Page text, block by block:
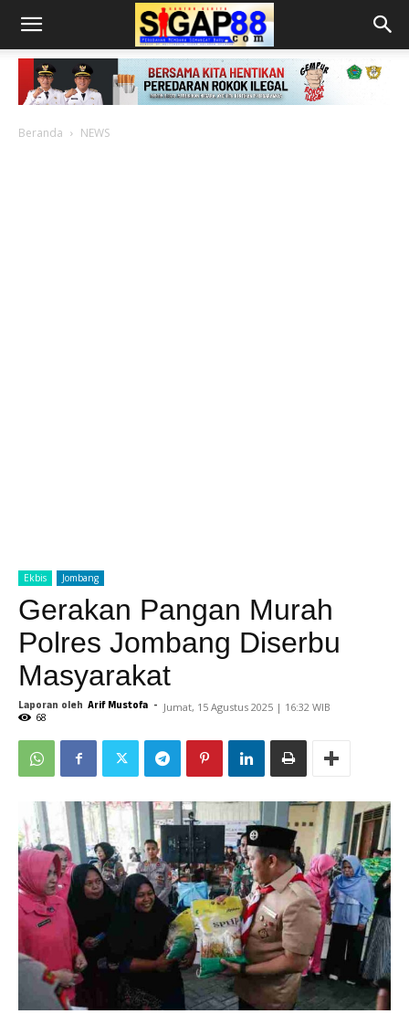
Beranda NEWS
Ekbis Jombang
Gerakan Pangan Murah
Polres Jombang Diserbu
Masyarakat
Laporan oleh Arif Mustofa - Jumat, 15 Agustus 2025 | 16:32 WIB
68